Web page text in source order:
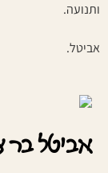
ותנועה.
אביטל.
אביטל בר